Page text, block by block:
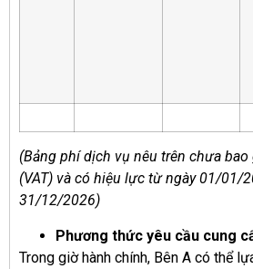
(Bảng phí dịch vụ nêu trên chưa bao
(VAT) và có hiệu lực từ ngày 01/01/
31/12/2026)
Phương thức yêu cầu cung
Trong giờ hành chính, Bên A có thể